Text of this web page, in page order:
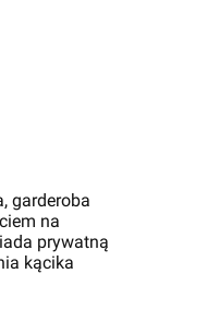
garderoba
na
prywatną
kącika